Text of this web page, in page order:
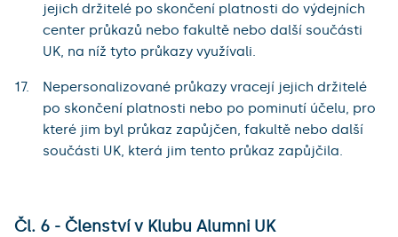
jejich držitelé po skončení platnosti do výdejních
center průkazů nebo fakultě nebo další součásti
UK, na níž tyto průkazy využívali.
Nepersonalizované průkazy vracejí jejich držitelé
po skončení platnosti nebo po pominutí účelu, pro
které jim byl průkaz zapůjčen, fakultě nebo další
součásti UK, která jim tento průkaz zapůjčila.
Čl. 6 - Členství v Klubu Alumni UK